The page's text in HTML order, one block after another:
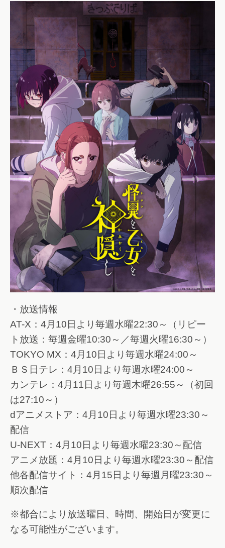
・放送情報
AT-X：4月10日より毎週水曜22:30～（リピー
ト放送：毎週金曜10:30～／毎週火曜16:30～）
TOKYO MX：4月10日より毎週水曜24:00～
ＢＳ日テレ：4月10日より毎週水曜24:00～
カンテレ：4月11日より毎週木曜26:55～（初回
は27:10～）
dアニメストア：4月10日より毎週水曜23:30～
配信
U-NEXT：4月10日より毎週水曜23:30～配信
アニメ放題：4月10日より毎週水曜23:30～配信
他各配信サイト：4月15日より毎週月曜23:30～
順次配信
※都合により放送曜日、時間、開始日が変更に
なる可能性がございます。